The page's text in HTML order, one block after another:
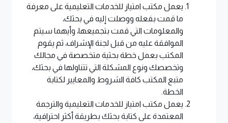
يعمل مكتب امتياز للخدمات التعليمية على معرفة
ما قمت بفعله ووصلت إليه في بحثك،
والمعلومات التي قمت بتجميعها، وأيهما سيتم
الموافقة عليه من قبل لجنة الإشراف، ثم يقوم
المكتب بعمل خطة بحثية متخصصة في مجالك
وتخصصك ونوع المشكلة التي تتناولها في بحثك،
متبع المكتب كافة الشروط والمعايير لكتابة
الخطة.
يعمل مكتب امتياز للخدمات التعليمية والترجمة
المعتمدة على كتابة بحثك بطريقة أكثر احترافية،